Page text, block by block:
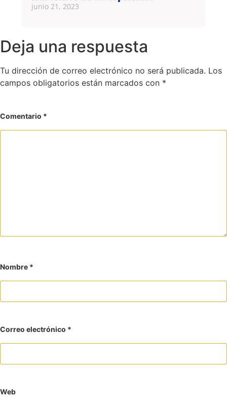
junio 21, 2023
Deja una respuesta
Tu dirección de correo electrónico no será publicada. Los
campos obligatorios están marcados con *
Comentario *
Nombre *
Correo electrónico *
Web